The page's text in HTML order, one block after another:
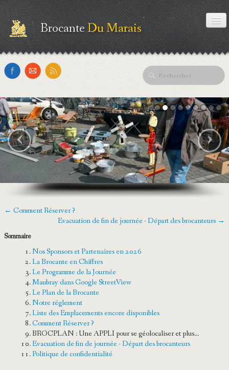
BrocanteDu Marais
ACCUEIL
CONTACT
BROCVATION
‹ ›
← Comment Réserver ?
Evacuation de fin de journée - Départ des brocanteurs →
Sommaire
Nos Sponsors et Partenaires en 2026
La Brocante en Chiffres
Le Programme de la Journée
Maubray dans Google StreetView
Le Plan de la Brocante
Notre réglement
Liste des Emplacements encore disponibles
Comment Réserver ?
BROCPLAN : Une APPLI pour se géolocaliser et plus...
Evacuation de fin de journée - Départ des brocanteurs
Politique de confidentialité